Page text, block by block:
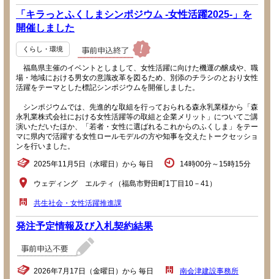
「キラっとふくしまシンポジウム -女性活躍2025-」を
開催しました
くらし・環境
福島県主催のイベントとしまして、女性活躍に向けた機運の醸成や、職
場・地域における男女の意識改革を図るため、別添のチラシのとおり女性
活躍をテーマとした標記シンポジウムを開催しました。
シンポジウムでは、先進的な取組を行っておられる森永乳業様から「森
永乳業株式会社における女性活躍等の取組と企業メリット」についてご講
演いただいたほか、「若者・女性に選ばれるこれからのふくしま」をテー
マに県内で活躍する女性ロールモデルの方や知事を交えたトークセッショ
ンを行いました。
2025年11月5日（水曜日）から 毎日 14時00分～15時15分
ウェディング エルティ（福島市野田町1丁目10－41）
共生社会・女性活躍推進課
発注予定情報及び入札契約結果
2026年7月17日（金曜日）から 毎日 南会津建設事務所